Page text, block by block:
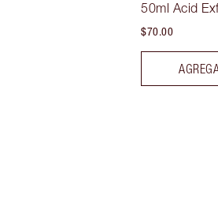
50ml Acid
$70.00